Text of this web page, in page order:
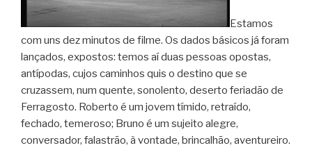
Estamos
com uns dez minutos de filme. Os dados básicos já foram
lançados, expostos: temos aí duas pessoas opostas,
antípodas, cujos caminhos quis o destino que se
cruzassem, num quente, sonolento, deserto feriadão de
Ferragosto. Roberto é um jovem tímido, retraído,
fechado, temeroso; Bruno é um sujeito alegre,
conversador, falastrão, à vontade, brincalhão, aventureiro.